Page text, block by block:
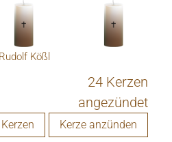
ihrer
Rudolf Kößl
24 Kerzen
angezündet
Kerze anzünden